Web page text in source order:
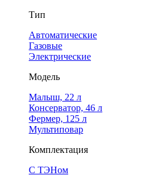
Тип
Автоматические
Газовые
Электрические
Модель
Малыш, 22 л
Консерватор, 46 л
Фермер, 125 л
Мультиповар
Комплектация
С ТЭНом